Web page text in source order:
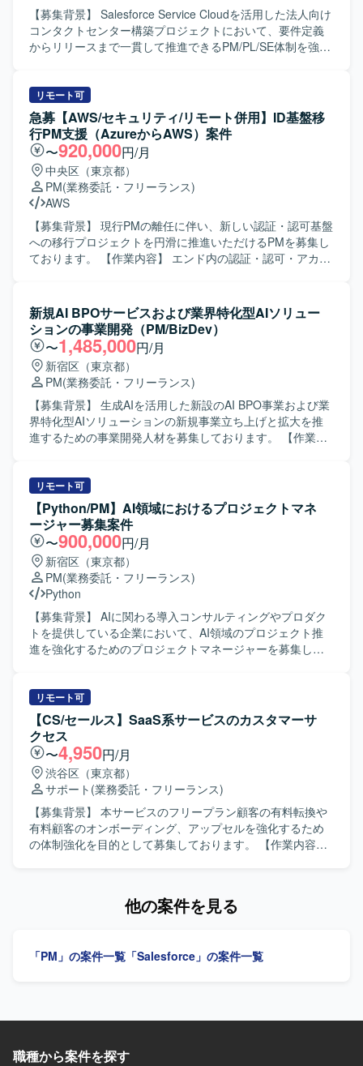
【募集背景】 Salesforce Service Cloudを活用した法人向け
コンタクトセンター構築プロジェクトにおいて、要件定義
からリリースまで一貫して推進できるPM/PL/SE体制を強化
ル調整、顧客折衝、各種会議のファシリテート、メンバー
管理、成果物レビューおよび品質・納期・スコープ管理を
ご担当いただきます。 PLとしては、業務要件整理、業務お
よび運用フロー設計、Salesforce機能設計・仕様調整、設計
レビュー、開発メンバーの管理・フォロー、テスト計画や
移行・リリース支援をご担当いただきます。 SEとしては、
Salesforce機能の設定・開発、外部連携のSalesforce側対
応、設計書などのドキュメント作成、テスト仕様書作成お
よびテスト実施、不具合対応、移行・リリース支援をご担
当いただきます。 【求める人物像】 上流工程を自走でき、
設計から実装まで一貫して対応できる方を求めています。
だきたいと考えております。長期的な参画を前提に、継続
的な改善提案や業務理解の深化に取り組んでいただける方
を歓迎いたします。 【ポジションの魅力】 法人向けコンタ
クトセンター領域において、Salesforce Service Cloudや
Data Cloud / Agentforceなどの最新機能を活用した構築プロ
ジェクトに上流から参画できる環境です。PM/PL/SEそれぞ
れのポジションで、大規模案件の推進経験や外部連携を含
む統合案件の知見を深めながら、長期的な視点でキャリア
形成に取り組んでいただけます。 【開発環境】 Salesforce
を行います。
リモート可
急募【AWS/セキュリティ/リモート併用】ID基盤移
行PM支援（AzureからAWS）案件
〜920,000円/月
中央区（東京都）
PM(業務委託・フリーランス)
AWS
【募集背景】 現行PMの離任に伴い、新しい認証・認可基盤
への移行プロジェクトを円滑に推進いただけるPMを募集し
ております。 【作業内容】 エンド内の認証・認可・アカウ
るまでのプロジェクト管理を行っていただきます。スクラ
ム開発ではカバーしきれないリリース管理やプロジェクト
横断のマネジメントを担い、新しい認証・認可基盤の安全
かつ確実な移行を実現していただきます。具体的には、リ
リースに対するQCDの管理とコントロール、各種ドキュメ
ントの作成およびメンテナンス、関係各所とのコミュニケ
ーションによる課題・リスク・依存関係の整理とプロジェ
クト推進を行っていただきます。 【求める人物像】 ビジネ
ス、開発、インフラ、運用それぞれの立場を理解しながら
テム開発やAWS、認証セキュリティ系技術への理解を持
ち、アーキテクトやエンジニアとの議論を的確に把握しな
がら、プロジェクト全体を主体的にリードできる方が望ま
しいです。 【ポジションの魅力】 エンド内の重要な認証・
認可基盤の刷新およびID基盤移行に中心メンバーとして関
わることができるポジションです。プロジェクト横断のマ
ネジメントを通じて、セキュリティ・認証基盤ID系の知見
や大規模リリース管理の経験を深めていただけます。 【開
発環境】 認証・認可基盤におけるAzureからAWSへの移行
プロジェクトに携わっていただきます。
新規AI BPOサービスおよび業界特化型AIソリュー
ションの事業開発（PM/BizDev）
〜1,485,000円/月
新宿区（東京都）
PM(業務委託・フリーランス)
【募集背景】 生成AIを活用した新設のAI BPO事業および業
界特化型AIソリューションの新規事業立ち上げと拡大を推
進するための事業開発人材を募集しております。 【作業内
顧客やパートナー企業へのヒアリングを通じて潜在的課題
を抽出・構造化し、業務プロセスを詳細に分解した上でAI
エージェント化に向けた要件定義・仕様策定を行います。
AI実行ログや品質KPIに基づき、プロダクトおよび運用の改
善サイクルを設計・実行していただきます。エンジニアや
デザイナーと連携しながらプロダクトの機能企画や開発デ
ィレクションを行い、展示会や商談を通じて得られた顧客
フィードバックをプロダクトへ反映していただきます。
【求める人物像】 ベンチャー気質なカルチャーに抵抗がな
く、ロジカルかつタフさを持ち合わせている方を求めてお
ります。正解のない新規事業環境で主体的に仮説検証を繰
し、業務の自動化・完結を目指す新規事業の立ち上げフェ
ーズから関わることができます。顧客の課題ヒアリングか
ら業務プロセスの分解、AIエージェントへの落とし込み、
プロダクトの仕様検討からリリースまで一貫して関与でき
るため、事業とプロダクトの両面で大きな裁量を持ってご
活躍いただけます。少人数のチームでプロダクト企画、マ
ーケティング、営業活動を同時並行で推進しながら、事業
の勝ちパターン構築に直接貢献できる点も魅力です。 【開
発環境】 生成AIおよびAIエージェントを活用したソリュー
ション開発環境を前提として、エンジニアやデザイナーと
リモート可
【Python/PM】AI領域におけるプロジェクトマネ
ージャー募集案件
〜900,000円/月
新宿区（東京都）
PM(業務委託・フリーランス)
Python
【募集背景】 AIに関わる導入コンサルティングやプロダク
トを提供している企業において、AI領域のプロジェクト推
進を強化するためのプロジェクトマネージャーを募集して
ネージャーとして各開発案件を担当していただきます。ク
ライアントの業務理解と課題特定を行い、AI活用の全体戦
略やロードマップを策定しながら、提案書作成やプレゼン
テーションを実施していただきます。PRDや要件定義書、
仕様書の作成を通じて顧客との合意形成を行い、開発チー
ムのマネジメントやスケジュール・品質・コストの管理を
行っていただきます。また、技術検証やプロトタイピン
グ、生成AIの技術検証やプロンプトチューニングなど、自
ら手を動かして検証し、その結果を報告書やプロジェクト
進捗レポートとして取りまとめていただきます。 【求める
込みまで主体的に推進できる方、AI領域の技術に関心を持
立案から技術検証まで、上流から実行フェーズまで一気通
発言語はPythonをメインとし、各種LLMやAIツールを用い
リモート可
【CS/セールス】SaaS系サービスのカスタマーサ
クセス
〜4,950円/月
渋谷区（東京都）
サポート (業務委託・フリーランス)
【募集背景】 本サービスのフリープラン顧客の有料転換や
有料顧客のオンボーディング、アップセルを強化するため
の体制強化を目的として募集しております。 【作業内容】
自動化メール・コミュニティを活用して仕組みとして顧客
セッション・コミュニティ（Slack / Discord）の設計と運
に振り分ける運用、利用ログ・問い合わせデータの分析と
ど事業 KPI のモニタリングと改善に取り組んでいただきま
他の案件を見る
「PM」の案件一覧 「Salesforce」の案件一覧
職種から案件を探す